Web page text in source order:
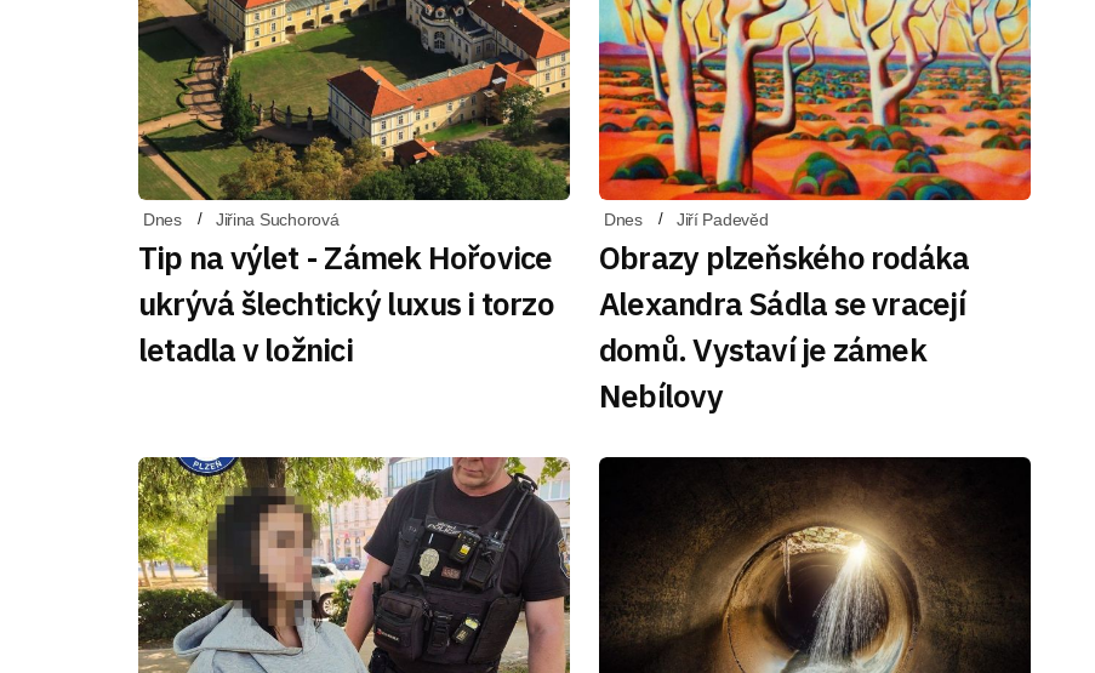
Dnes Jiřina Suchorová
Tip na výlet - Zámek Hořovice
ukrývá šlechtický luxus i torzo
letadla v ložnici
Dnes Jiří Padevěd
Obrazy plzeňského rodáka
Alexandra Sádla se vracejí
domů. Vystaví je zámek
Nebílovy